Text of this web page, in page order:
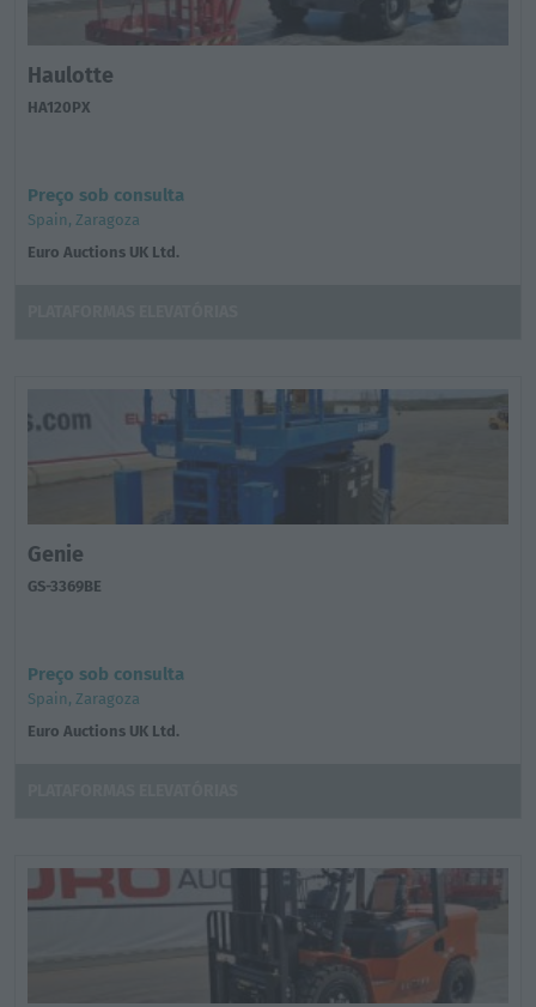
Haulotte
HA120PX
Preço sob consulta
Spain, Zaragoza
Euro Auctions UK Ltd.
Genie
GS-3369BE
Preço sob consulta
Spain, Zaragoza
Euro Auctions UK Ltd.